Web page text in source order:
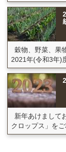
穀物、野菜、果
2021年(令和3年)
新年あけまして
クロップス」をご